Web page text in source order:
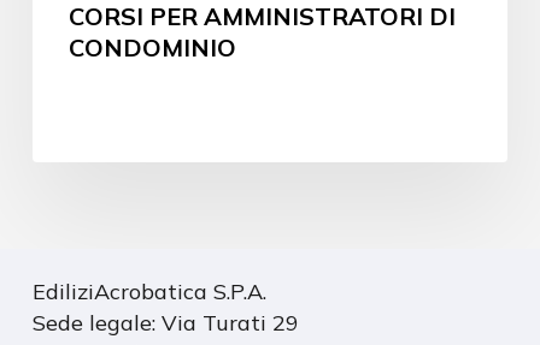
CORSI PER AMMINISTRATORI DI
CONDOMINIO
EdiliziAcrobatica S.P.A.
Sede legale: Via Turati 29